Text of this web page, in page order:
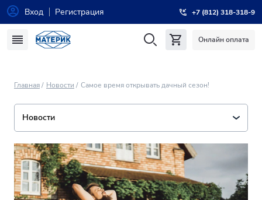
Вход Регистрация +7 (812) 318-318-9
Онлайн оплата
Главная Новости Самое время открывать дачный сезон!
Новости